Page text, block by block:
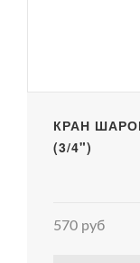
КРАН
(3/4")
570 руб